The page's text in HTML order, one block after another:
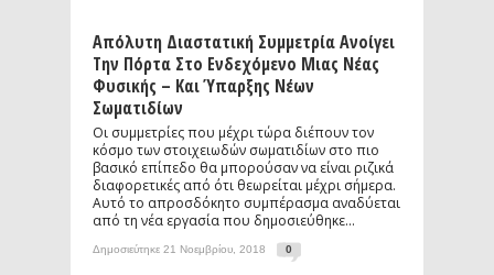
Απόλυτη Διαστατική Συμμετρία Ανοίγει
Την Πόρτα Στο Ενδεχόμενο Μιας Νέας
Φυσικής – Και Ύπαρξης Νέων
Σωματιδίων
Οι συμμετρίες που μέχρι τώρα διέπουν τον
κόσμο των στοιχειωδών σωματιδίων στο πιο
βασικό επίπεδο θα μπορούσαν να είναι ριζικά
διαφορετικές από ότι θεωρείται μέχρι σήμερα.
Αυτό το απροσδόκητο συμπέρασμα αναδύεται
από τη νέα εργασία που δημοσιεύθηκε...
Δημοσιεύτηκε 21 Νοεμβρίου, 2018 0